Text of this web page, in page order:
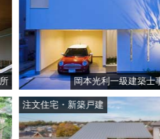
岡本光利一級建築士事務所
文住宅・新築戸建